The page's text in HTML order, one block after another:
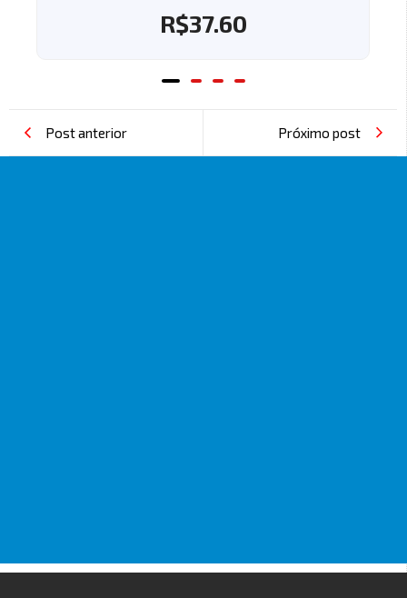
R$37.60
Post anterior Próximo post